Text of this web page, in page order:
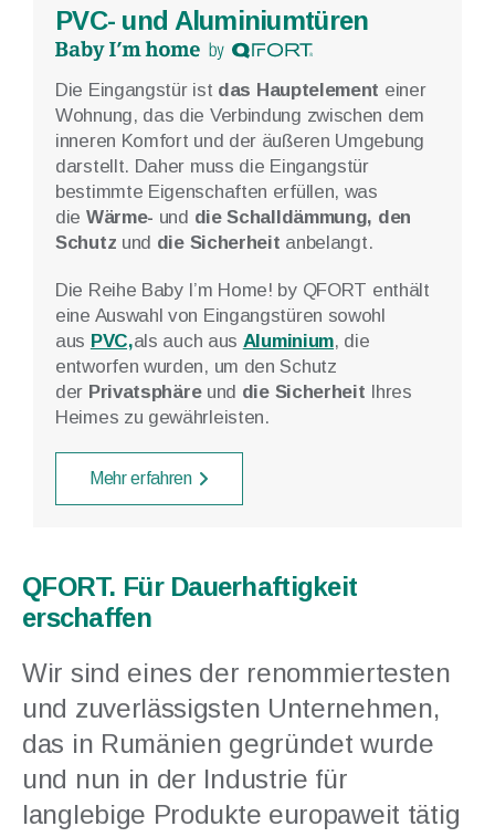
Schiebetüren
Die Reihe Paysage by QFORT
bietetSchiebetürsysteme aus PVC und
Aluminiumsowie ideale Lösungen für
Räume,die große Öffnungen erfordern.
Die Schiebesysteme Paysage by QFORT
4Stars zeichnen sich durch eineerhöhte
um Hebeschiebetüren,
KippschiebetürenoderHarmonikatüren
Mehr erfahren
QFORT. Für Dauerhaftigkeit
erschaffen
Wir sind eines der renommiertesten
und zuverlässigsten Unternehmen,
das in Rumänien gegründet wurde
und nun in der Industrie für
langlebige Produkte europaweit tätig